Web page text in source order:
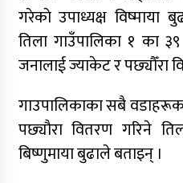
सुर्खेतमा जिप
जुम्लामा
कर्णालीमा
नृपध्वज
आदेश गरेको हो ।
गरेकाे उपाध्यक्ष विष्माया
तिला गाउँपालिका १ का
जनालाई ज्याकेट र पछ्यौँरा
गाउपालिकाका सबै
पछ्याैरा वितरण गरिने
बिष्णुमाया बुढाले बताइन् ।